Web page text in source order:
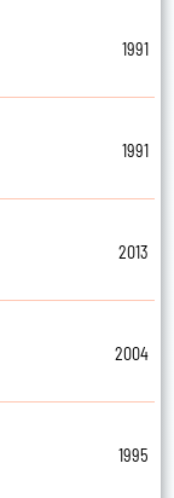
1991
1991
2013
2004
1995